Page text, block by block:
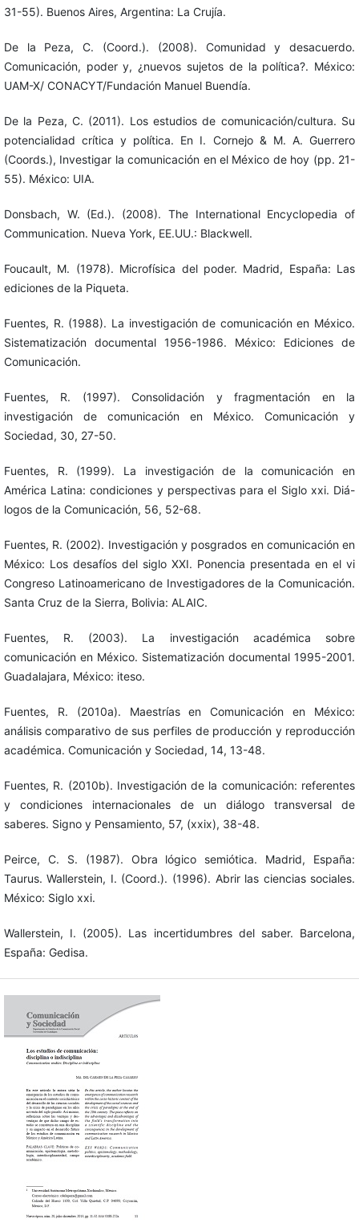
31-55). Buenos Aires, Argentina: La Crujía.
De la Peza, C. (Coord.). (2008). Comunidad y desacuerdo.
Comunicación, poder y, ¿nuevos sujetos de la política?. México:
UAM-X/ CONACYT/Fundación Manuel Buendía.
De la Peza, C. (2011). Los estudios de comunicación/cultura. Su
potencialidad crítica y política. En I. Cornejo & M. A. Guerrero
(Coords.), Investigar la comunicación en el México de hoy (pp. 21-
55). México: UIA.
Donsbach, W. (Ed.). (2008). The International Encyclopedia of
Communication. Nueva York, EE.UU.: Blackwell.
Foucault, M. (1978). Microfísica del poder. Madrid, España: Las
ediciones de la Piqueta.
Fuentes, R. (1988). La investigación de comunicación en México.
Sistematización documental 1956-1986. México: Ediciones de
Comunicación.
Fuentes, R. (1997). Consolidación y fragmentación en la
investigación de comunicación en México. Comunicación y
Sociedad, 30, 27-50.
Fuentes, R. (1999). La investigación de la comunicación en
América Latina: condiciones y perspectivas para el Siglo xxi. Diá-
logos de la Comunicación, 56, 52-68.
Fuentes, R. (2002). Investigación y posgrados en comunicación en
México: Los desafíos del siglo XXI. Ponencia presentada en el vi
Congreso Latinoamericano de Investigadores de la Comunicación.
Santa Cruz de la Sierra, Bolivia: ALAIC.
Fuentes, R. (2003). La investigación académica sobre
comunicación en México. Sistematización documental 1995-2001.
Guadalajara, México: iteso.
Fuentes, R. (2010a). Maestrías en Comunicación en México:
análisis comparativo de sus perfiles de producción y reproducción
académica. Comunicación y Sociedad, 14, 13-48.
Fuentes, R. (2010b). Investigación de la comunicación: referentes
y condiciones internacionales de un diálogo transversal de
saberes. Signo y Pensamiento, 57, (xxix), 38-48.
Peirce, C. S. (1987). Obra lógico semiótica. Madrid, España:
Taurus. Wallerstein, I. (Coord.). (1996). Abrir las ciencias sociales.
México: Siglo xxi.
Wallerstein, I. (2005). Las incertidumbres del saber. Barcelona,
España: Gedisa.